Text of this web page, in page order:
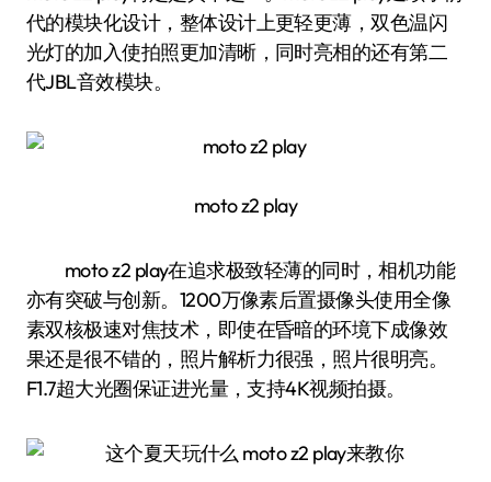
代的模块化设计，整体设计上更轻更薄，双色温闪
光灯的加入使拍照更加清晰，同时亮相的还有第二
代JBL音效模块。
moto z2 play
moto z2 play在追求极致轻薄的同时，相机功能
亦有突破与创新。1200万像素后置摄像头使用全像
素双核极速对焦技术，即使在昏暗的环境下成像效
果还是很不错的，照片解析力很强，照片很明亮。
F1.7超大光圈保证进光量，支持4K视频拍摄。